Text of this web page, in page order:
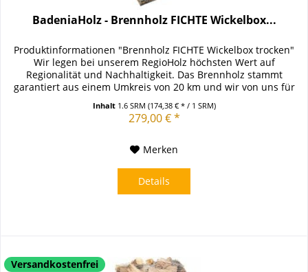
BadeniaHolz - Brennholz FICHTE Wickelbox...
Produktinformationen "Brennholz FICHTE Wickelbox trocken"
Wir legen bei unserem RegioHolz höchsten Wert auf
Regionalität und Nachhaltigkeit. Das Brennholz stammt
garantiert aus einem Umkreis von 20 km und wir von uns für
Inhalt 1.6 SRM (174,38 € * / 1 SRM)
279,00 € *
Merken
Details
Versandkostenfrei